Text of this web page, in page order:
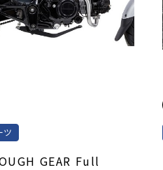
ツ
GEAR Full